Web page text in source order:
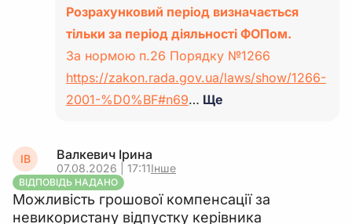
Розрахунковий період визначається
тільки за період діяльності ФОПом.
За нормою п.26 Порядку №1266
https://zakon.rada.gov.ua/laws/show/1266-
2001-%D0%BF#n69… Ще
ІВ Валкевич Ірина
07.08.2026 | 17:11Інше
ВІДПОВІДЬ НАДАНО
Можливість грошової компенсації за
невикористану відпустку керівника